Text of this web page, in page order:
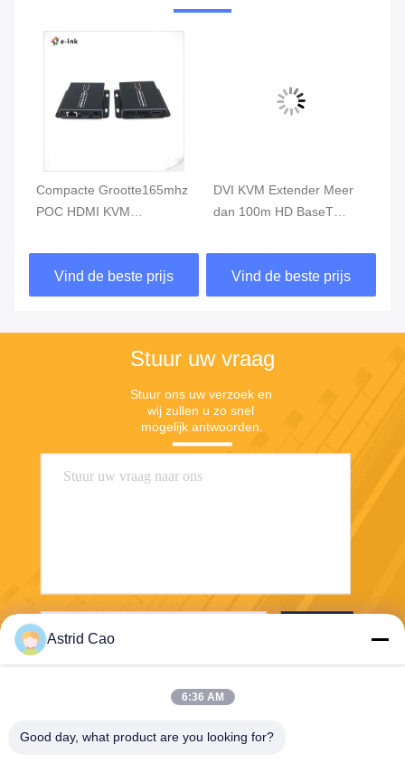
Compacte Grootte165mhz
POC HDMI KVM
controle
Vind de beste prijs
DVI KVM Extender Meer
dan 100m HD BaseT
Single Cat6 7 Kabel
Vind de beste prijs
Stuur uw vraag
Stuur ons uw verzoek en
wij zullen u zo snel
mogelijk antwoorden.
Astrid Cao
6:36 AM
Good day, what product are you looking for?